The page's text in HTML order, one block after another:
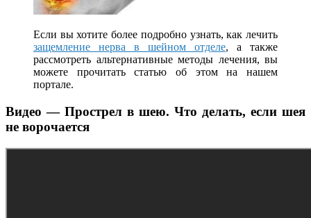
Если вы хотите более подробно узнать, как лечить
защемление нерва в шейном отделе, а также
рассмотреть альтернативные методы лечения, вы
можете прочитать статью об этом на нашем
портале.
Видео — Прострел в шею. Что делать, если шея
не ворочается